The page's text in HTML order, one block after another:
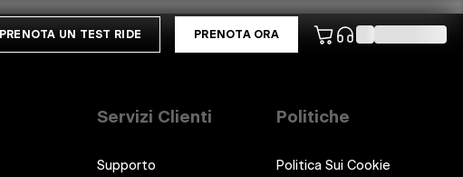
PRENOTA UN TEST RIDE PRENOTA ORA
Servizi Clienti
Supporto
Politiche
Politica Sui Cookie